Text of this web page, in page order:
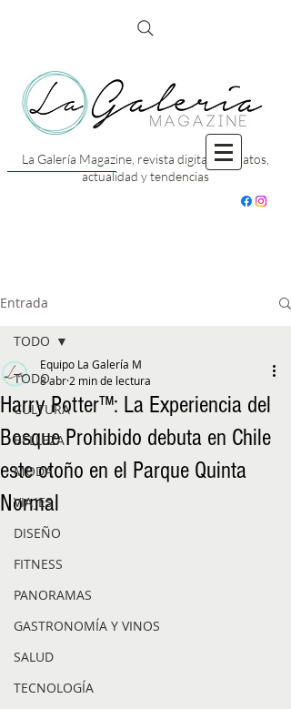
La Galería Magazine, revista digital con datos,
actualidad y tendencias
Entrada
TODO
CULTURA
BELLEZA
MODA
VIAJES
DISEÑO
FITNESS
PANORAMAS
GASTRONOMÍA Y VINOS
SALUD
TECNOLOGÍA
TODO
Harry Potter™️: La Experiencia del
Bosque Prohibido debuta en Chile
este otoño en el Parque Quinta
Normal
Equipo La Galería M
8 abr 2 min de lectura